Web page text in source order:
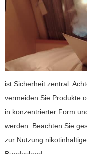
ist Sicherheit zentral.
vermeiden Sie Produkte
in konzentrierter Form
werden. Beachten Sie
zur Nutzung